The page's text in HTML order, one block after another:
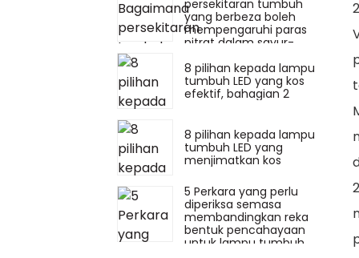
jauh
persekitaran tumbuh
yang berbeza boleh
mempengaruhi paras
nitrat dalam sayur-
8 pilihan kepada lampu
tumbuh LED yang kos
efektif, bahagian 2
8 pilihan kepada lampu
tumbuh LED yang
menjimatkan kos
5 Perkara yang perlu
diperiksa semasa
membandingkan reka
bentuk pencahayaan
untuk lampu tumbuh